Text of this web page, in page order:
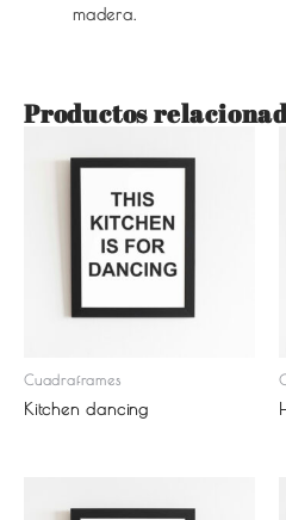
madera.
Productos
Cuadraframes
Kitchen dancing